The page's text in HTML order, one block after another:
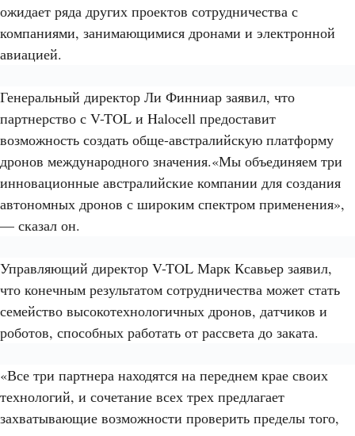
ожидает ряда других проектов сотрудничества с
компаниями, занимающимися дронами и электронной
авиацией.
Генеральный директор Ли Финниар заявил, что
партнерство с V-TOL и Halocell предоставит
возможность создать обще-австралийскую платформу
дронов международного значения.«Мы объединяем три
инновационные австралийские компании для создания
автономных дронов с широким спектром применения»,
— сказал он.
Управляющий директор V-TOL Марк Ксавьер заявил,
что конечным результатом сотрудничества может стать
семейство высокотехнологичных дронов, датчиков и
роботов, способных работать от рассвета до заката.
«Все три партнера находятся на переднем крае своих
технологий, и сочетание всех трех предлагает
захватывающие возможности проверить пределы того,